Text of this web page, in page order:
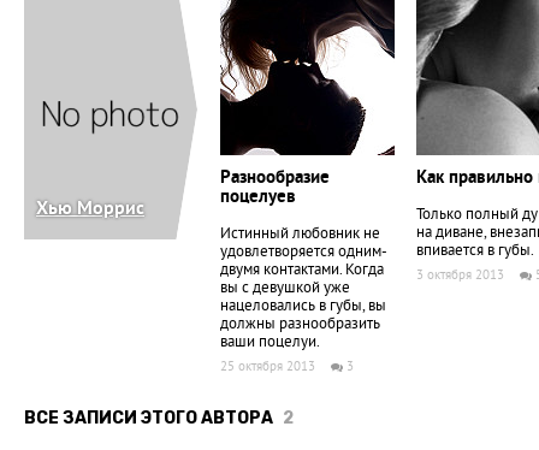
Хью Моррис
Разнообразие
поцелуев
Истинный любовник не
удовлетворяется одним-
двумя контактами. Когда
вы с девушкой уже
нацеловались в губы, вы
должны разнообразить
ваши поцелуи.
25 октября 2013 3
Как правильно
Только полный
на диване,
впивается в губы.
3 октября 2013
ВСЕ ЗАПИСИ ЭТОГО АВТОРА 2